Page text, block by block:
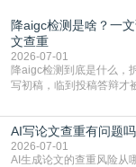
降aigc检测是啥？一
文查重
2026-07-01
降aigc检测到底是什么，
写初稿，临到投稿答辩才
怕是已经入行的科研人员
准。其实，降aigc检测是
了满足现在高校、期刊对AI
AI写论文查重有问题
2026-07-01
AI生成论文的查重风险从